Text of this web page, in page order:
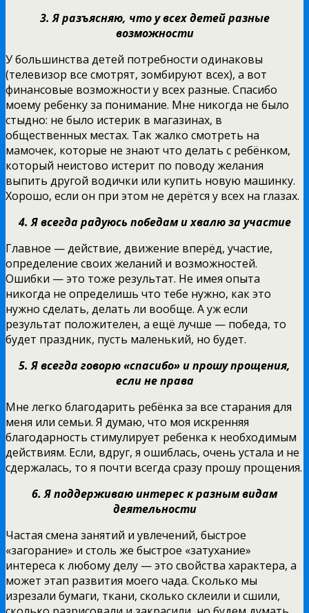
3. Я разъясняю, что у всех детей разные
возможности
У большинства детей потребности одинаковы
(телевизор все смотрят, зомбируют всех), а вот
финансовые возможности у всех разные. Спасибо
моему ребенку за понимание. Мне никогда не было
стыдно: не было истерик в магазинах, в
общественных местах. Так жалко смотреть на
мамочек, которые не знают что делать с ребёнком,
который неистово истерит по поводу желания
выпить другой водички или купить новую машинку.
Хорошо, если он при этом не дерётся у всех на глазах.
4. Я всегда радуюсь победам и хвалю за участие
Главное — действие, движение вперёд, участие,
определение своих желаний и возможностей.
Ошибки — это тоже результат. Не имея опыта
никогда не определишь что тебе нужно, как это
нужно сделать, делать ли вообще. А уж если
результат положителен, а ещё лучше — победа, то
будет праздник, пусть маленький, но будет.
5. Я всегда говорю «спасибо» и прошу прощения,
если не права
Мне легко благодарить ребёнка за все старания для
меня или семьи. Я думаю, что моя искренняя
благодарность стимулирует ребенка к необходимым
действиям. Если, вдруг, я ошиблась, очень устала и не
сдержалась, то я почти всегда сразу прошу прощения.
6. Я поддерживаю интерес к разным видам
деятельности
Частая смена занятий и увлечений, быстрое
«загорание» и столь же быстрое «затухание»
интереса к любому делу — это свойства характера, а
может этап развития моего чада. Сколько мы
изрезали бумаги, ткани, сколько склеили и сшили,